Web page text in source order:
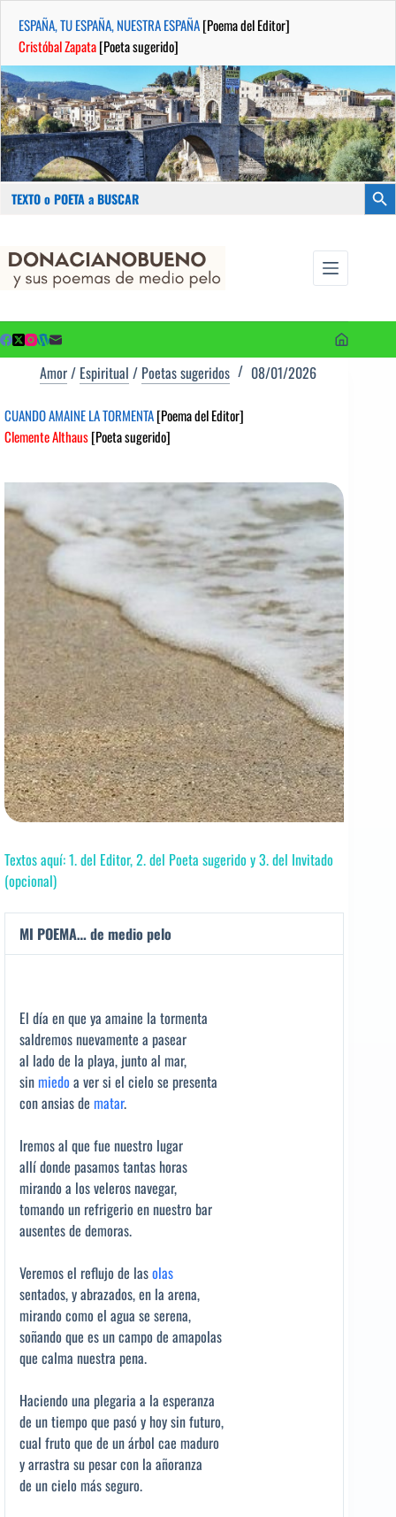
ESPAÑA, TU ESPAÑA, NUESTRA ESPAÑA[Poema del Editor]
Cristóbal Zapata[Poeta sugerido]
Buscar:
contenido
Amor/ Espiritual / Poetas sugeridos 08/01/2026
CUANDO AMAINE LA TORMENTA[Poema del Editor]
Clemente Althaus[Poeta sugerido]
Textos aquí: 1. del Editor, 2. del Poeta sugerido y 3. del Invitado
(opcional)
MI POEMA… de medio pelo
El día en que ya amaine la tormenta
saldremos nuevamente a pasear
al lado de la playa, junto al mar,
sinmiedo a ver si el cielo se presenta
con ansias de matar.
Iremos al que fue nuestro lugar
allí donde pasamos tantas horas
mirando a los veleros navegar,
tomando un refrigerio en nuestro bar
ausentes de demoras.
Veremos el reflujo de lasolas
sentados, y abrazados, en la arena,
mirando como el agua se serena,
soñando que es un campo de amapolas
que calma nuestra pena.
Haciendo una plegaria a la esperanza
de un tiempo que pasó y hoy sin futuro,
cual fruto que de un árbol cae maduro
y arrastra su pesar con la añoranza
de un cielo más seguro.